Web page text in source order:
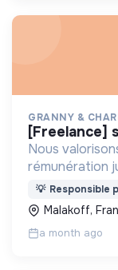
GRANNY &
[freelance]
Nous
rémunération
offres
💡 Responsible
Malakoff,
a month ago